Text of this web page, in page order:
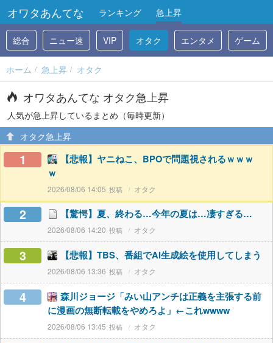
オワタあんてな ランキング 急上昇
総合 ニュー速 VIP オタク エンタメ ゲーム
ホーム 急上昇 オタク
オワタあんてな オタク急上昇
人気が急上昇しているまとめ（毎時更新）
オタク急上昇
1
【悲報】ヤニねこ、BPOで問題視されるｗｗｗ
ｗ
2026/08/06 14:05 オタク
2 【驚愕】夏、終わる…今年の夏は…凄すぎる…
2026/08/06 14:20 オタク
3 【悲報】TBS、番組でAI生成絵を使用してしまう
2026/08/06 13:36 オタク
4
森川ジョージ「みい山アンチは正義を主張する前
に漫画の無断転載をやめろよ」←これwwww
2026/08/06 13:45 オタク